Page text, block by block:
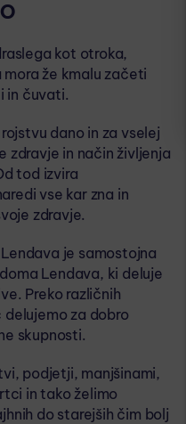
kot otroka,
že kmalu začeti
in čuvati.​​
dano in za vselej
zdravje in način življenja
tod izvira
vse kar zna in
zdravje.​​
je samostojna
Lendava, ki deluje
Preko različnih​​
za dobro
skupnosti.​​
podjetji, manjšinami,
in tako želimo
do starejših čim bolj